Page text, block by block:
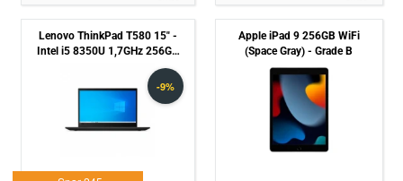
Lenovo ThinkPad T580 15" -
Intel i5 8350U 1,7GHz 256GB
NVMe 8GB Win11 Pro - Grade B
Apple iPad 9 256GB WiFi
(Space Gray) - Grade B